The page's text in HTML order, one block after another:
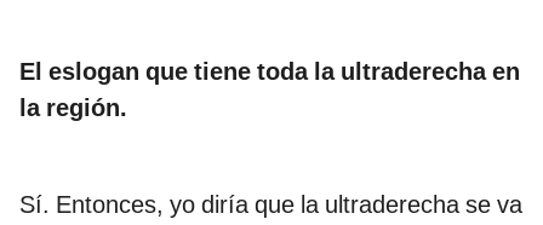
El eslogan que tiene toda la ultraderecha en
la región.
Sí. Entonces, yo diría que la ultraderecha se va